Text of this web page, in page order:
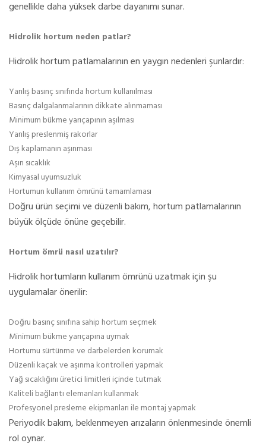
genellikle daha yüksek darbe dayanımı sunar.
Hidrolik hortum neden patlar?
Hidrolik hortum patlamalarının en yaygın nedenleri şunlardır:
Yanlış basınç sınıfında hortum kullanılması
Basınç dalgalanmalarının dikkate alınmaması
Minimum bükme yarıçapının aşılması
Yanlış preslenmiş rakorlar
Dış kaplamanın aşınması
Aşırı sıcaklık
Kimyasal uyumsuzluk
Hortumun kullanım ömrünü tamamlaması
Doğru ürün seçimi ve düzenli bakım, hortum patlamalarının
büyük ölçüde önüne geçebilir.
Hortum ömrü nasıl uzatılır?
Hidrolik hortumların kullanım ömrünü uzatmak için şu
uygulamalar önerilir:
Doğru basınç sınıfına sahip hortum seçmek
Minimum bükme yarıçapına uymak
Hortumu sürtünme ve darbelerden korumak
Düzenli kaçak ve aşınma kontrolleri yapmak
Yağ sıcaklığını üretici limitleri içinde tutmak
Kaliteli bağlantı elemanları kullanmak
Profesyonel presleme ekipmanları ile montaj yapmak
Periyodik bakım, beklenmeyen arızaların önlenmesinde önemli
rol oynar.